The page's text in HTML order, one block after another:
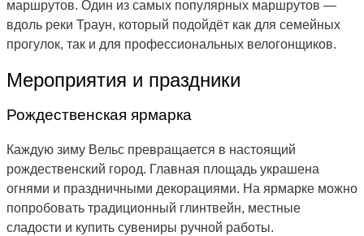
маршрутов. Один из самых популярных маршрутов —
вдоль реки Траун, который подойдёт как для семейных
прогулок, так и для профессиональных велогонщиков.
Мероприятия и праздники
Рождественская ярмарка
Каждую зиму Вельс превращается в настоящий
рождественский город. Главная площадь украшена
огнями и праздничными декорациями. На ярмарке можно
попробовать традиционный глинтвейн, местные
сладости и купить сувениры ручной работы.